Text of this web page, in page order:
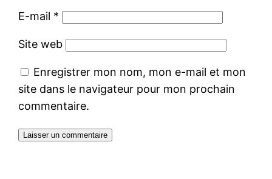
E-mail *
Site web
Enregistrer mon nom, mon e-mail et mon
site dans le navigateur pour mon prochain
commentaire.